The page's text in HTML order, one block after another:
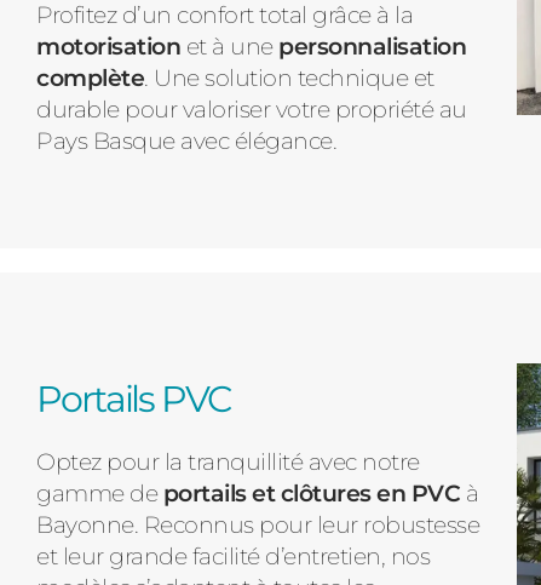
Profitez d’un confort total grâce à la
motorisation et à une personnalisation
complète. Une solution technique et
durable pour valoriser votre propriété au
Pays Basque avec élégance.
Portails PVC
Optez pour la tranquillité avec notre
gamme de portails et clôtures en PVC à
Bayonne. Reconnus pour leur robustesse
et leur grande facilité d’entretien, nos